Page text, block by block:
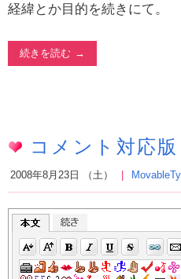
経緯とか目的を続きにて。
続きを読む
コメント対応
2008年8月23日 （土）